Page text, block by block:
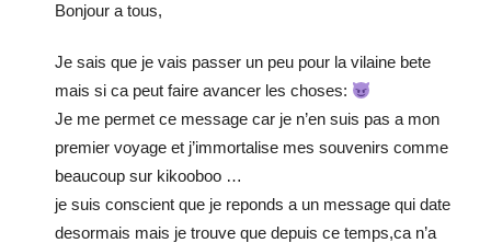
Bonjour a tous,
Je sais que je vais passer un peu pour la vilaine bete
mais si ca peut faire avancer les choses:
Je me permet ce message car je n’en suis pas a mon
premier voyage et j’immortalise mes souvenirs comme
beaucoup sur kikooboo …
je suis conscient que je reponds a un message qui date
desormais mais je trouve que depuis ce temps,ca n’a